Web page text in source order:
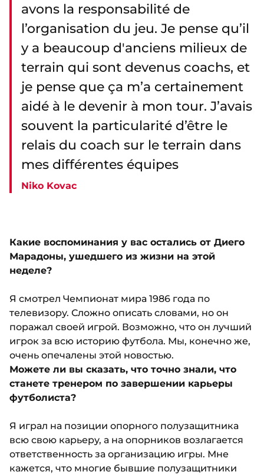
avons la responsabilité de
l’organisation du jeu. Je pense qu’il
y a beaucoup d'anciens milieux de
terrain qui sont devenus coachs, et
je pense que ça m’a certainement
aidé à le devenir à mon tour. J’avais
souvent la particularité d’être le
relais du coach sur le terrain dans
mes différentes équipes
Niko Kovac
Какие воспоминания у вас остались от Диего
Марадоны, ушедшего из жизни на этой
неделе?
Я смотрел Чемпионат мира 1986 года по
телевизору. Сложно описать словами, но он
поражал своей игрой. Возможно, что он лучший
игрок за всю историю футбола. Мы, конечно же,
очень опечалены этой новостью.
Можете ли вы сказать, что точно знали, что
станете тренером по завершении карьеры
футболиста?
Я играл на позиции опорного полузащитника
всю свою карьеру, а на опорников возлагается
ответственность за организацию игры. Мне
кажется, что многие бывшие полузащитники